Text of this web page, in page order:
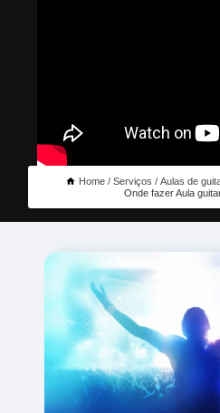
Home Serviços Aulas de
Onde fazer Aula